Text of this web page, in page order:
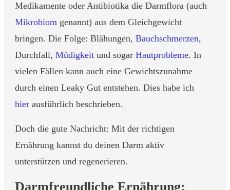
Medikamente oder Antibiotika die Darmflora (auch
Mikrobiom genannt) aus dem Gleichgewicht
bringen. Die Folge: Blähungen, Bauchschmerzen,
Durchfall, Müdigkeit und sogar Hautprobleme. In
vielen Fällen kann auch eine Gewichtszunahme
durch einen Leaky Gut entstehen. Dies habe ich
hier ausführlich beschrieben.
Doch die gute Nachricht: Mit der richtigen
Ernährung kannst du deinen Darm aktiv
unterstützen und regenerieren.
Darmfreundliche Ernährung: